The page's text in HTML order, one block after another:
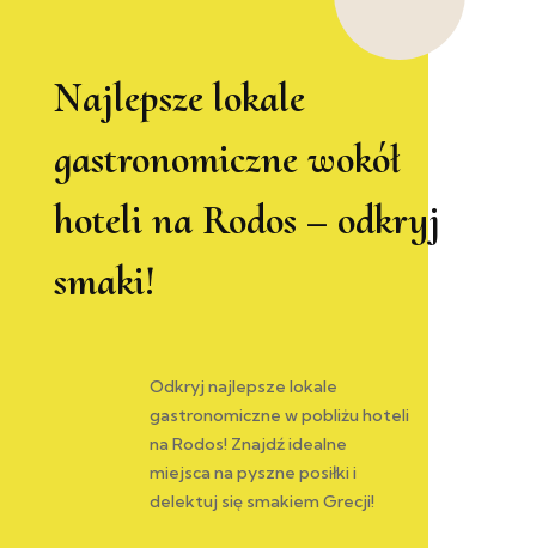
Najlepsze lokale
gastronomiczne wokół
hoteli na Rodos – odkryj
smaki!
Odkryj najlepsze lokale
gastronomiczne w pobliżu hoteli
na Rodos! Znajdź idealne
miejsca na pyszne posiłki i
delektuj się smakiem Grecji!